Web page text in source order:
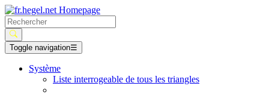
Toggle navigation☰
Système
Liste interrogeable de tous les triangles